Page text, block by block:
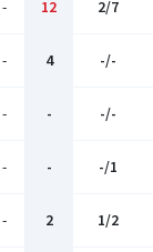
- 12 2/7
- 4 -/-
- - -/-
- - -/1
- 2 1/2